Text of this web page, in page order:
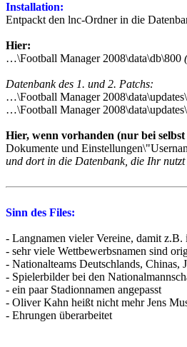
Installation:
Entpackt den lnc-Ordner in die
Hier:
…\Football Manager 2008\data\db\800
Datenbank des 1. und 2. Patchs:
…\Football Manager
…\Football Manager
Hier, wenn vorhanden (nur bei
Dokumente und
und dort in die Datenbank, die Ihr
Sinn des Files:
- Langnamen vieler Vereine, damit
- sehr viele Wettbewerbsnamen sind
- Nationalteams Deutschlands, Chinas,
- Spielerbilder bei den
- ein paar Stadionnamen angepasst
- Oliver Kahn heißt nicht mehr Jens
- Ehrungen überarbeitet